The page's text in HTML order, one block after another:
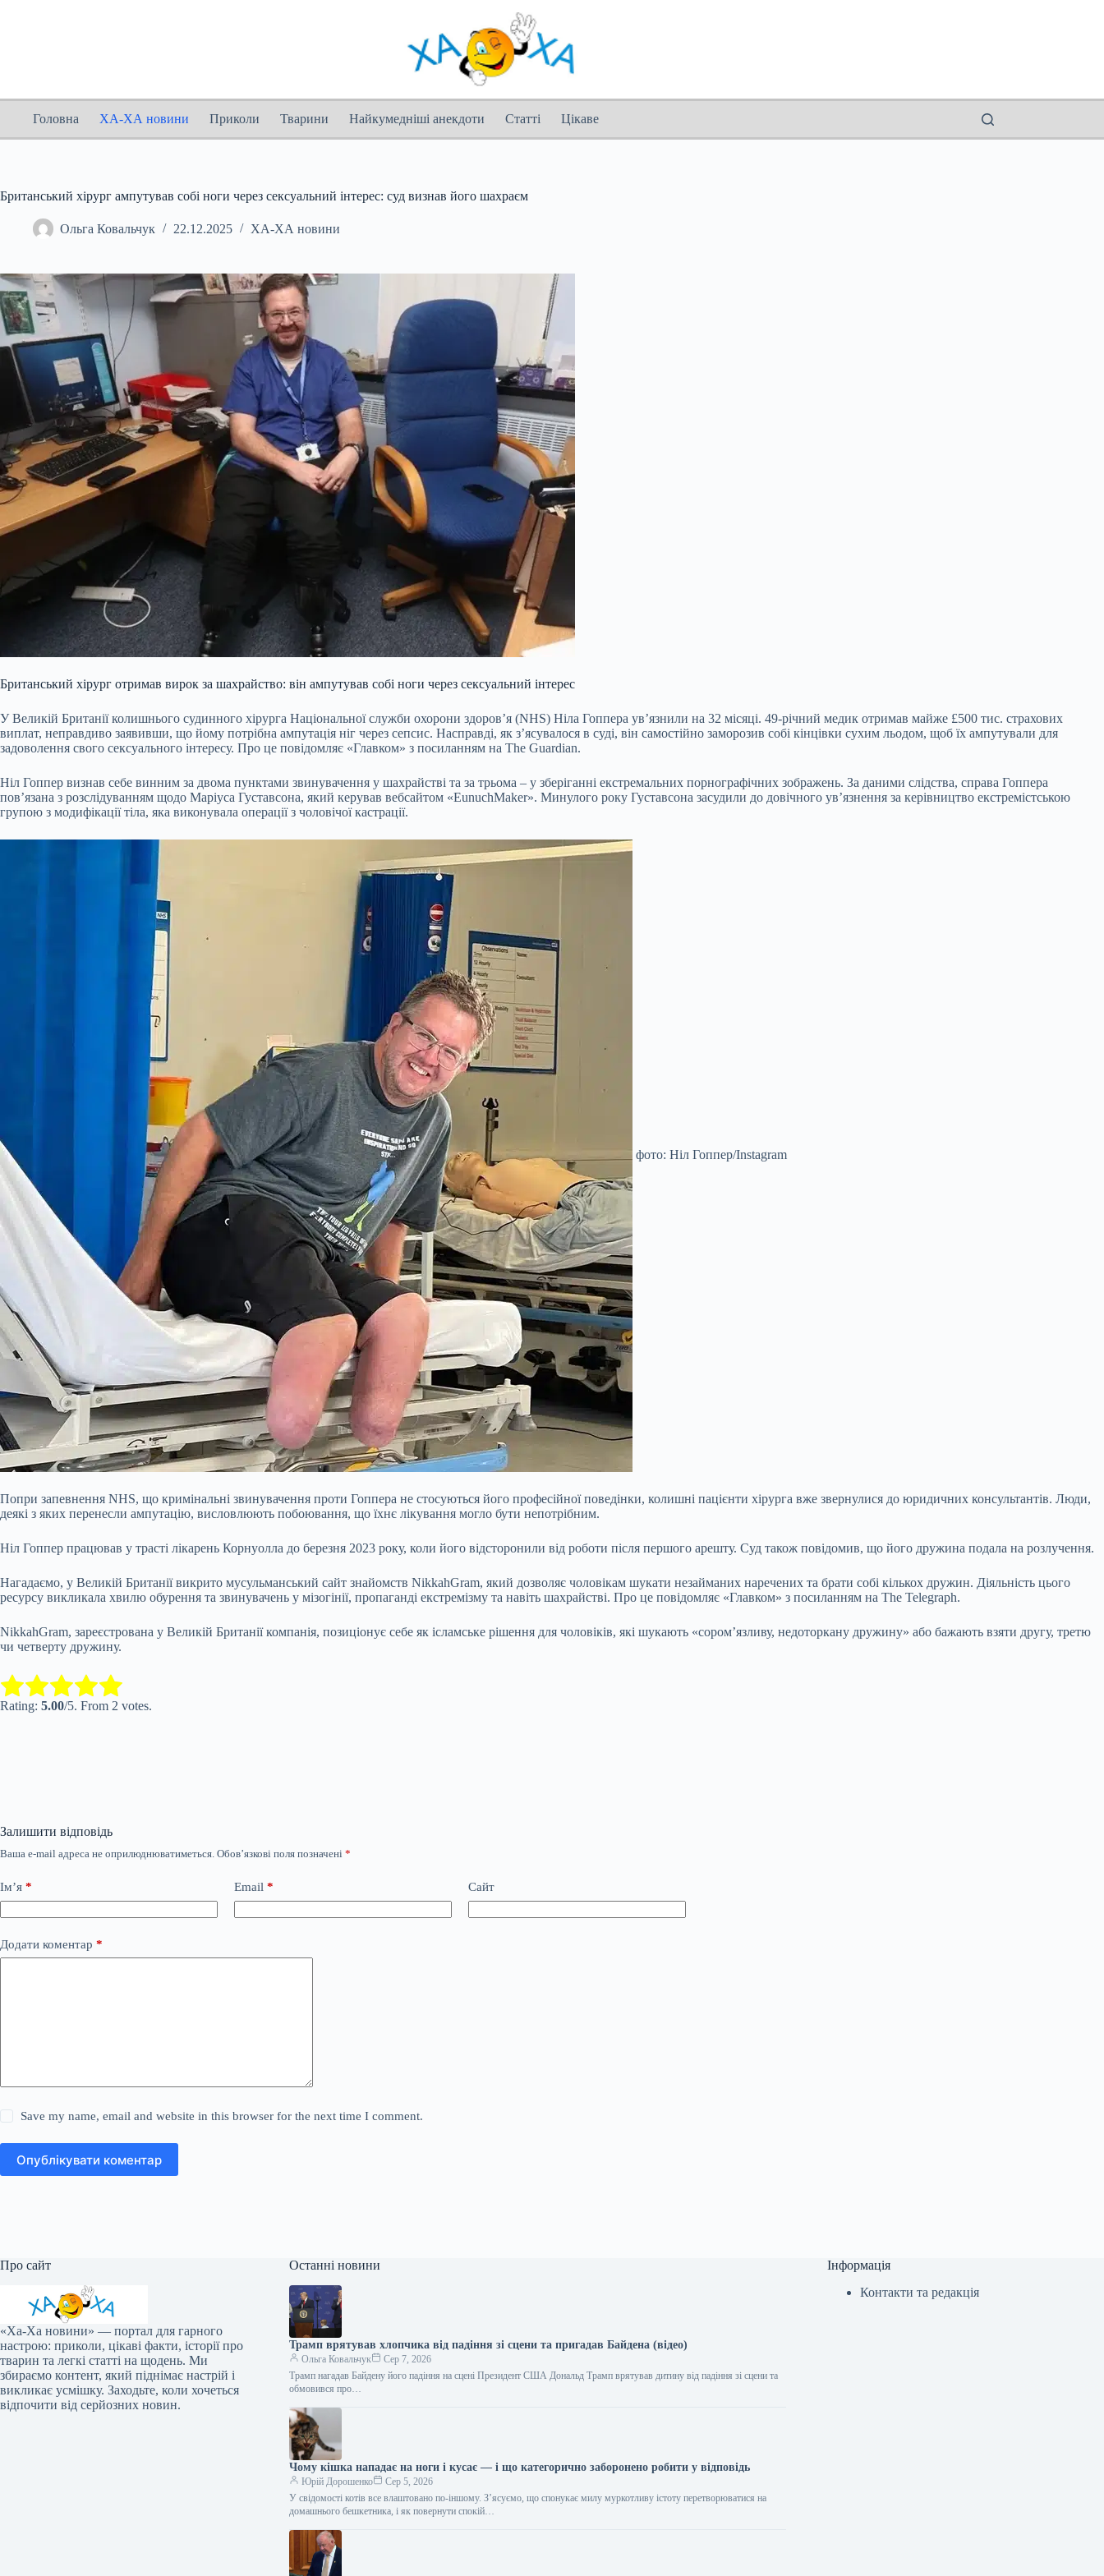
Головна ХА-ХА новини Приколи Тварини Найкумедніші анекдоти Статті Цікаве
Британський хірург ампутував собі ноги через сексуальний інтерес: суд визнав його шахраєм
Ольга Ковальчук 22.12.2025 ХА-ХА новини
Британський хірург отримав вирок за шахрайство: він ампутував собі ноги через сексуальний інтерес
У Великій Британії колишнього судинного хірурга Національної служби охорони здоров’я (NHS) Ніла Гоппера ув’язнили на 32 місяці. 49-річний медик отримав майже £500 тис. страхових
виплат, неправдиво заявивши, що йому потрібна ампутація ніг через сепсис. Насправді, як з’ясувалося в суді, він самостійно заморозив собі кінцівки сухим льодом, щоб їх ампутували для
задоволення свого сексуального інтересу. Про це повідомляє «Главком» з посиланням на The Guardian.
Ніл Гоппер визнав себе винним за двома пунктами звинувачення у шахрайстві та за трьома – у зберіганні екстремальних порнографічних зображень. За даними слідства, справа Гоппера
пов’язана з розслідуванням щодо Маріуса Густавсона, який керував вебсайтом «EunuchMaker». Минулого року Густавсона засудили до довічного ув’язнення за керівництво екстремістською
групою з модифікації тіла, яка виконувала операції з чоловічої кастрації.
фото: Ніл Гоппер/Instagram
Попри запевнення NHS, що кримінальні звинувачення проти Гоппера не стосуються його професійної поведінки, колишні пацієнти хірурга вже звернулися до юридичних консультантів. Люди,
деякі з яких перенесли ампутацію, висловлюють побоювання, що їхнє лікування могло бути непотрібним.
Ніл Гоппер працював у трасті лікарень Корнуолла до березня 2023 року, коли його відсторонили від роботи після першого арешту. Суд також повідомив, що його дружина подала на розлучення.
Нагадаємо, у Великій Британії викрито мусульманський сайт знайомств NikkahGram, який дозволяє чоловікам шукати незайманих наречених та брати собі кількох дружин. Діяльність цього
ресурсу викликала хвилю обурення та звинувачень у мізогінії, пропаганді екстремізму та навіть шахрайстві. Про це повідомляє «Главком» з посиланням на The Telegraph.
NikkahGram, зареєстрована у Великій Британії компанія, позиціонує себе як ісламське рішення для чоловіків, які шукають «сором’язливу, недоторкану дружину» або бажають взяти другу, третю
чи четверту дружину.
Rate this item:
Rating: 5.00/5. From 2 votes.
Залишити відповідь
Ваша e-mail адреса не оприлюднюватиметься. Обов’язкові поля позначені *
Ім’я * Email * Сайт
Додати коментар *
Save my name, email and website in this browser for the next time I comment.
Опублікувати коментар
Про сайт
«Ха-Ха новини» — портал для гарного
настрою: приколи, цікаві факти, історії про
тварин та легкі статті на щодень. Ми
збираємо контент, який піднімає настрій і
викликає усмішку. Заходьте, коли хочеться
відпочити від серйозних новин.
Останні новини
Трамп врятував хлопчика від падіння зі сцени та пригадав Байдена (відео)
Ольга Ковальчук
Сер 7, 2026
Трамп нагадав Байдену його падіння на сцені Президент США Дональд Трамп врятував дитину від падіння зі сцени та
обмовився про…
Чому кішка нападає на ноги і кусає — і що категорично заборонено робити у відповідь
Юрій Дорошенко
Сер 5, 2026
У свідомості котів все влаштовано по-іншому. З’ясуємо, що спонукає милу муркотливу істоту перетворюватися на
домашнього бешкетника, і як повернути спокій…
Інформація
Контакти та редакція